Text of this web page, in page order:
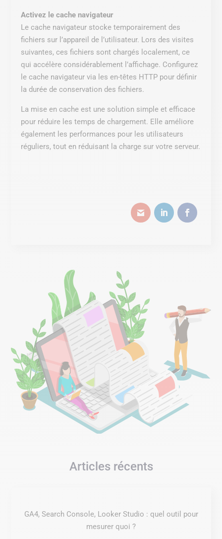
Activez le cache navigateur
Le cache navigateur stocke temporairement des
fichiers sur l’appareil de l’utilisateur. Lors des visites
suivantes, ces fichiers sont chargés localement, ce
qui accélère considérablement l’affichage. Configurez
le cache navigateur via les en-têtes HTTP pour définir
la durée de conservation des fichiers.
La mise en cache est une solution simple et efficace
pour réduire les temps de chargement. Elle améliore
également les performances pour les utilisateurs
réguliers, tout en réduisant la charge sur votre serveur.
Articles récents
GA4, Search Console, Looker Studio : quel outil pour
mesurer quoi ?